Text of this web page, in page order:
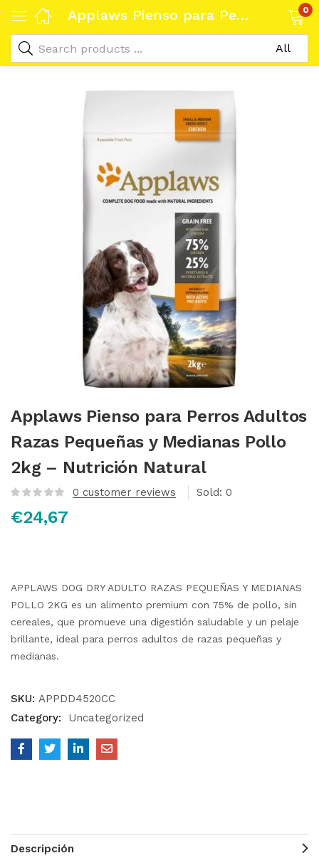
Applaws Pienso para Perros Adultos Razas Pequeñas y Medianas Pollo 2kg – Nutrición Natural 0
Applaws Pienso para Perros Adultos
Razas Pequeñas y Medianas Pollo
2kg – Nutrición Natural
0 customer reviews Sold: 0
€24,67
APPLAWS DOG DRY ADULTO RAZAS PEQUEÑAS Y MEDIANAS
POLLO 2KG es un alimento premium con 75% de pollo, sin
cereales, que promueve una digestión saludable y un pelaje
brillante, ideal para perros adultos de razas pequeñas y
medianas.
SKU: APPDD4520CC
Category:
Uncategorized
Descripción